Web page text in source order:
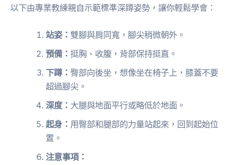
以下由專業教練親自示範標準深蹲姿勢，讓你輕鬆學會：
站姿：雙腳與肩同寬，腳尖稍微朝外。
預備：挺胸、收腹，背部保持挺直。
下蹲： 臀部向後坐，想像坐在椅子上，膝蓋不要
超過腳尖。
深度： 大腿與地面平行或略低於地面。
起身： 用臀部和腿部的力量站起來，回到起始位
置。
注意事項：